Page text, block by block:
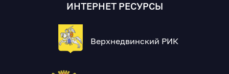
ИНТЕРНЕТ РЕСУРСЫ
Верхнедвинский РИК